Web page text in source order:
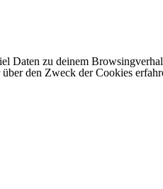
Daten zu deinem
den Zweck der Cookies